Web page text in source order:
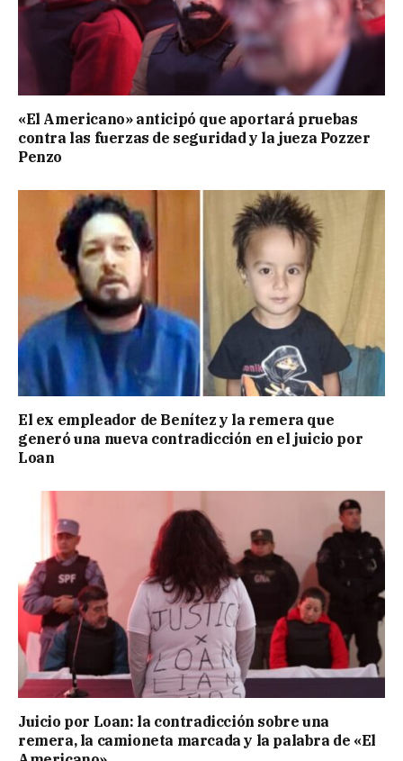
«El Americano» anticipó que aportará pruebas
contra las fuerzas de seguridad y la jueza Pozzer
Penzo
El ex empleador de Benítez y la remera que
generó una nueva contradicción en el juicio por
Loan
Juicio por Loan: la contradicción sobre una
remera, la camioneta marcada y la palabra de «El